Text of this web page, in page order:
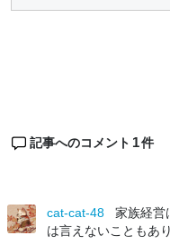
記事へのコメント 1件
cat-cat-48
家族経営
は言えないこともあ